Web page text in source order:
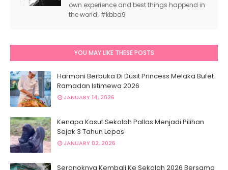
own experience and best things happend in
the world. #kbba9
YOU MAY LIKE THESE POSTS
Harmoni Berbuka Di Dusit Princess Melaka Bufet
Ramadan Istimewa 2026
JANUARY 14, 2026
Kenapa Kasut Sekolah Pallas Menjadi Pilihan
Sejak 3 Tahun Lepas
JANUARY 02, 2026
Seronoknya Kembali Ke Sekolah 2026 Bersama